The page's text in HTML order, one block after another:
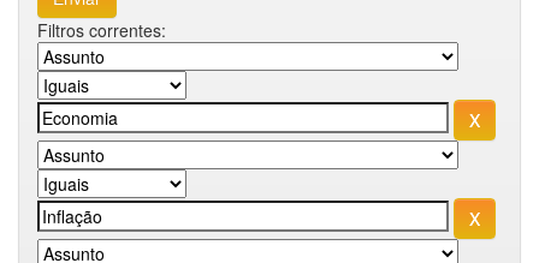
Filtros correntes: